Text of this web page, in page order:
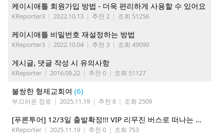
케이시애틀 회원가입 방법 - 더욱 편리하게 사용할 수 있어요
KReporter3 | 2022.10.13 | 추천 2 | 조회 51256
케이시애틀 비밀번호 재설정하는 방법
KReporter3 | 2022.10.04 | 추천 3 | 조회 49090
게시글, 댓글 작성 시 유의사항
KReporter | 2016.09.22 | 추천 0 | 조회 51127
불쌍한 형제교회여 (6)
부끄러운 장로 | 2025.11.19 | 추천 8 | 조회 2509
[푸른투어] 12/3일 출발확정!!! VIP 리무진 버스로 떠나는 애틀란타에서 마이애미 5박6일
KReporter | 2025.11.19 | 추천 0 | 조회 753